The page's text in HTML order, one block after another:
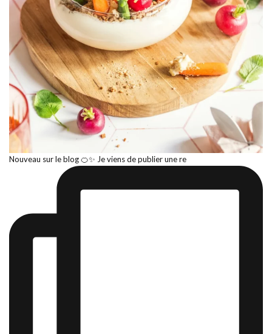
Nouveau sur le blog 🍊✨ Je viens de publier une re